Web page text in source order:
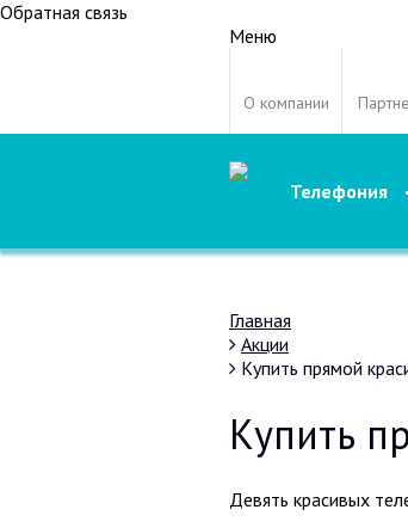
Обратная связь
Меню
О компании
Телефония
Главная
Акции
Купить прямой
Купить
Девять красивых